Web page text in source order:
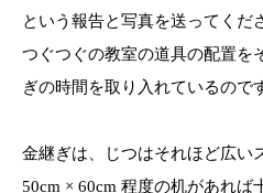
という報告と写真を送ってくだ
つぐつぐの教室の道具の配置を
ぎの時間を取り入れているので
金継ぎは、じつはそれほど広い
50cm × 60cm 程度の机があれば